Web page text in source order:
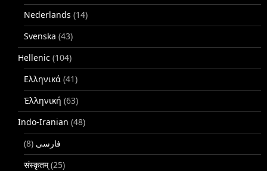
Nederlands (14)
Svenska (43)
Hellenic (104)
Ελληνικά (41)
Ἑλληνική (63)
Indo-Iranian (48)
فارسی (8)
संस्कृतम्(25)